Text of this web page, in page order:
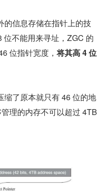
的信息存储在指针上的技
不能用来寻址，ZGC 的
位指针宽度，将其高 4 位
缩了原本就只有 46 位的地
理的内存不可以超过 4TB